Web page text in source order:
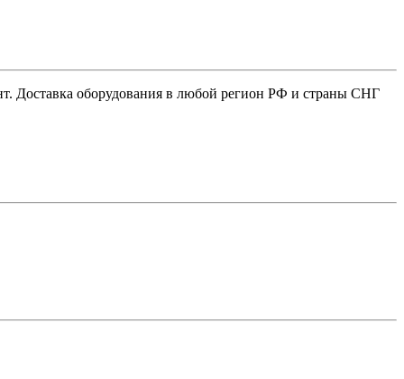
Доставка оборудования в любой регион РФ и страны СНГ